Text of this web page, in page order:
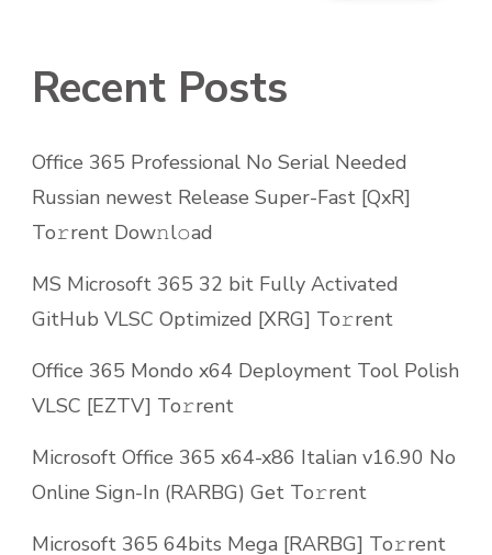
Recent Posts
Office 365 Professional No Serial Needed
Russian newest Release Super-Fast [QxR]
To𝚛rent Dow𝚗l𝚘ad
MS Microsoft 365 32 bit Fully Activated
GitHub VLSC Optimized [XRG] To𝚛rent
Office 365 Mondo x64 Deployment Tool Polish
VLSC [EZTV] To𝚛rent
Microsoft Office 365 x64-x86 Italian v16.90 No
Online Sign-In (RARBG) Get To𝚛rent
Microsoft 365 64bits Mega [RARBG] To𝚛rent